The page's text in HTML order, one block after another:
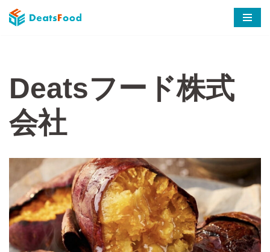
ス
キ
Deatsフード株式
会社